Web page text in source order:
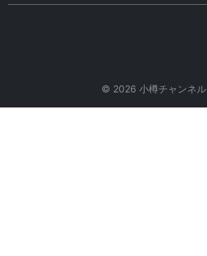
© 2026 小樽チャンネル